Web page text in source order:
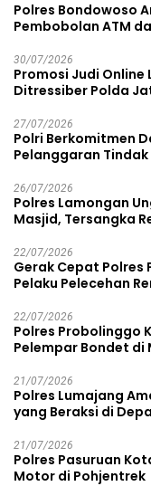
Polres Bondowoso
Pembobolan ATM
30/07/2026
Promosi Judi Online
Ditressiber Polda
27/07/2026
Polri Berkomitmen
Pelanggaran
26/07/2026
Polres Lamongan
Masjid, Tersangka
22/07/2026
Gerak Cepat Polres
Pelaku Pelecehan
22/07/2026
Polres Probolinggo
Pelempar Bondet di
21/07/2026
Polres Lumajang
yang Beraksi di
21/07/2026
Polres Pasuruan
Motor di Pohjentrek